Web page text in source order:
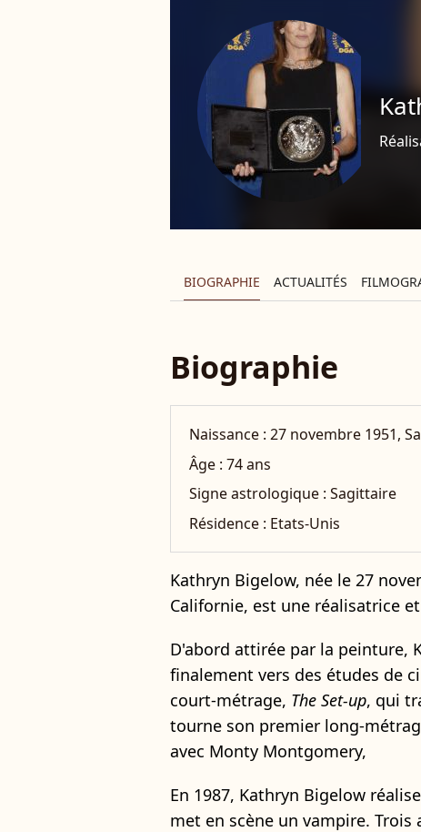
BIOGRAPHIE ACTUALITÉS
Biographie
Naissance :27 novembre 1951,
Âge :74 ans
Signe astrologique :Sagittaire
Résidence : Etats-Unis
Kathryn Bigelow, née le 27
Californie, est une réalisatrice
D'abord attirée par la peinture,
finalement vers des études de
court-métrage, The Set-up, qui
tourne son premier long-
avec Monty Montgomery,
En 1987, Kathryn Bigelow réalise
met en scène un vampire.